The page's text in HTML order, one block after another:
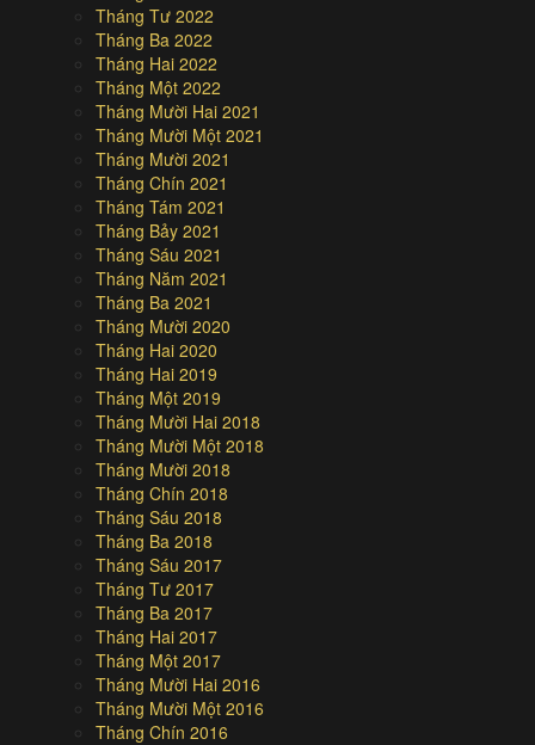
Tháng Tư 2022
Tháng Ba 2022
Tháng Hai 2022
Tháng Một 2022
Tháng Mười Hai 2021
Tháng Mười Một 2021
Tháng Mười 2021
Tháng Chín 2021
Tháng Tám 2021
Tháng Bảy 2021
Tháng Sáu 2021
Tháng Năm 2021
Tháng Ba 2021
Tháng Mười 2020
Tháng Hai 2020
Tháng Hai 2019
Tháng Một 2019
Tháng Mười Hai 2018
Tháng Mười Một 2018
Tháng Mười 2018
Tháng Chín 2018
Tháng Sáu 2018
Tháng Ba 2018
Tháng Sáu 2017
Tháng Tư 2017
Tháng Ba 2017
Tháng Hai 2017
Tháng Một 2017
Tháng Mười Hai 2016
Tháng Mười Một 2016
Tháng Chín 2016